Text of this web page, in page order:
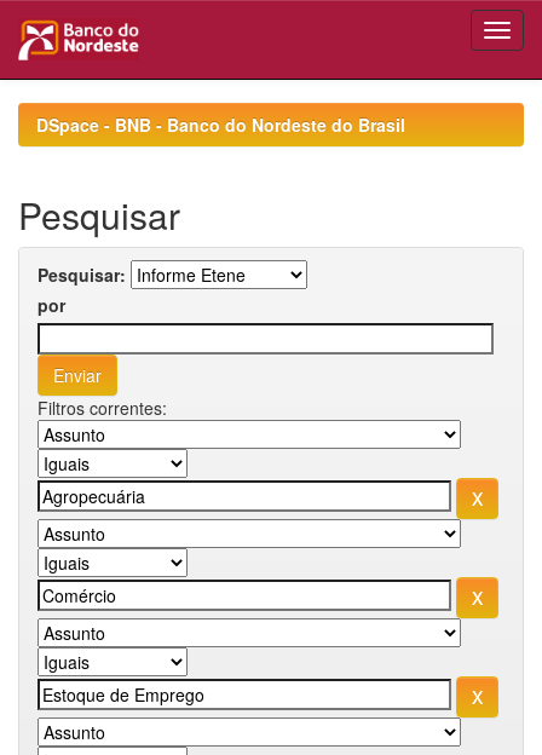
navigationDSpace - BNB - Banco do Nordeste do Brasil
Pesquisar
Pesquisar:
por
Filtros correntes: